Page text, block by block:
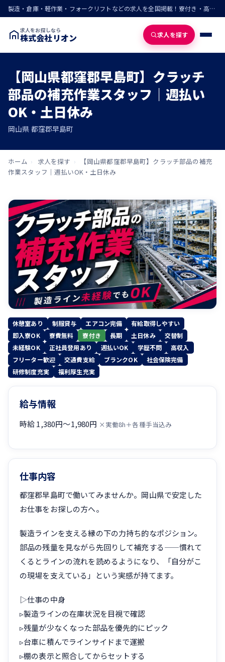
製造・倉庫・軽作業・フォークリフトなどの求人を全国掲載！寮付き・高収入・即入寮の仕事が見つかる
求人をお探しなら
株式会社リオン 求人を探す
【岡山県都窪郡早島町】クラッチ
部品の補充作業スタッフ｜週払い
OK・土日休み
岡山県 都窪郡早島町
ホーム › 求人を探す ›
【岡山県都窪郡早島町】クラッチ部品の補充
作業スタッフ｜週払いOK・土日休み
休憩室あり 制服貸与 エアコン完備
有給取得しやすい
即入寮OK
寮費無料 寮付き 長期 土日休み
交替制
未経験OK
正社員登用あり 週払いOK 学歴不問
高収入
フリーター歓迎
交通費支給 ブランクOK
社会保険完備
研修制度充実
福利厚生充実
給与情報
時給 1,380円〜1,980円 ×実働8h＋各種手当込み
仕事内容
都窪郡早島町で働いてみませんか。岡山県で安定した
お仕事をお探しの方へ。
製造ラインを支える縁の下の力持ち的なポジション。
部品の残量を見ながら先回りして補充する——慣れて
くるとラインの流れを読めるようになり、「自分がこ
の現場を支えている」という実感が持てます。
▷仕事の中身
▹製造ラインの在庫状況を目視で確認
▹残量が少なくなった部品を優先的にピック
▹台車に積んでラインサイドまで運搬
▹棚の表示と照合してからセットする